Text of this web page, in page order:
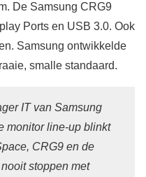
De Samsung CRG9
Ports en USB 3.0. Ook
Samsung ontwikkelde
smalle standaard.
IT van Samsung
monitor line-up blinkt
CRG9 en de
stoppen met